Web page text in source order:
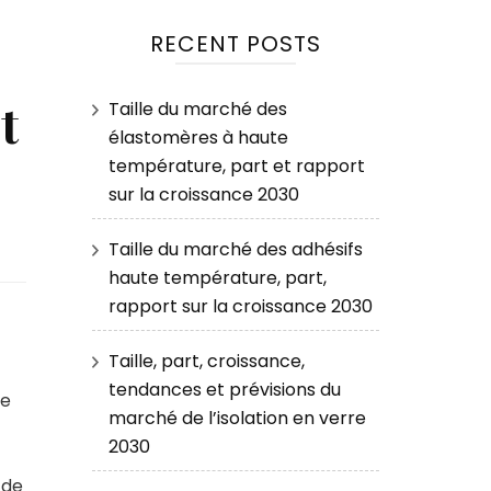
RECENT POSTS
Taille du marché des
élastomères à haute
température, part et rapport
sur la croissance 2030
Taille du marché des adhésifs
haute température, part,
rapport sur la croissance 2030
Taille, part, croissance,
tendances et prévisions du
marché de l’isolation en verre
2030